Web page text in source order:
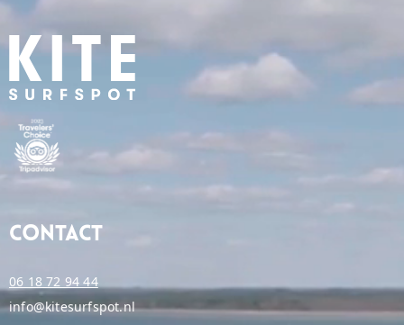
Contact
06 18 72 94 44
info@kitesurfspot.nl